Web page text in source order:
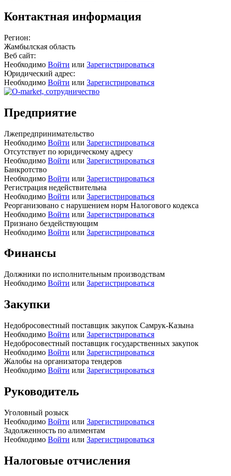
Контактная информация
Регион:
Жамбылская область
Веб сайт:
Необходимо Войти или Зарегистрироваться
Юридический адрес:
Необходимо Войти или Зарегистрироваться
Предприятие
Лжепредпринимательство
Необходимо Войти или Зарегистрироваться
Отсутствует по юридическому адресу
Необходимо Войти или Зарегистрироваться
Банкротство
Необходимо Войти или Зарегистрироваться
Регистрация недействительна
Необходимо Войти или Зарегистрироваться
Реорганизовано с нарушением норм Налогового кодекса
Необходимо Войти или Зарегистрироваться
Признано бездействующим
Необходимо Войти или Зарегистрироваться
Финансы
Должники по исполнительным производствам
Необходимо Войти или Зарегистрироваться
Закупки
Недобросовестный поставщик закупок Самрук-Казына
Необходимо Войти или Зарегистрироваться
Недобросовестный поставщик государственных закупок
Необходимо Войти или Зарегистрироваться
Жалобы на организатора тендеров
Необходимо Войти или Зарегистрироваться
Руководитель
Уголовный розыск
Необходимо Войти или Зарегистрироваться
Задолженность по алиментам
Необходимо Войти или Зарегистрироваться
Налоговые отчисления